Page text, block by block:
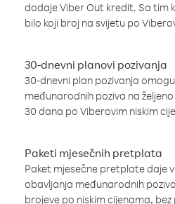
dodaje Viber Out kredit. Sa tim
bilo koji broj na svijetu po
30-dnevni planovi pozivanja
30-dnevni plan pozivanja
međunarodnih poziva na
30 dana po Viberovim niskim
Paketi mjesečnih pretplata
Paket mjesečne pretplate daje
obavljanja međunarodnih
brojeve po niskim cijenama,